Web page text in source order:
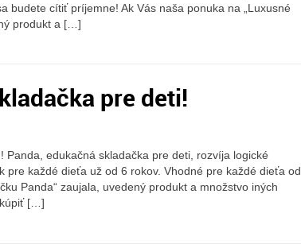
budete cítiť príjemne! Ak Vás naša ponuka na „Luxusné
produkt a […]
pre deti!
Panda, edukačná skladačka pre deti, rozvíja logické
pre každé dieťa už od 6 rokov. Vhodné pre každé dieťa od
Panda“ zaujala, uvedený produkt a množstvo iných
[…]